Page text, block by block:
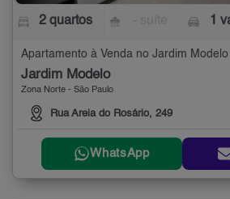
2 quartos 1
Apartamento à Venda no Jardim
Jardim Modelo
Zona Norte - São Paulo
Rua Areia do Rosário, 249
WhatsApp